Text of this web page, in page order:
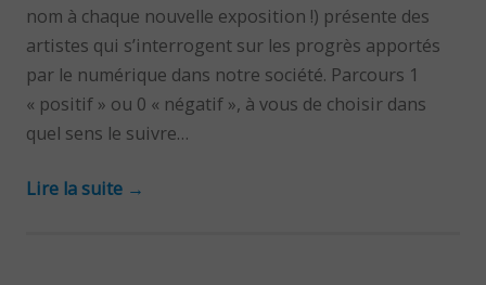
nom à chaque nouvelle exposition !) présente des
artistes qui s’interrogent sur les progrès apportés
par le numérique dans notre société. Parcours 1
« positif » ou 0 « négatif », à vous de choisir dans
quel sens le suivre…
Lire la suite →